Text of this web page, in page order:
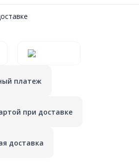
платеж
при доставке
доставка